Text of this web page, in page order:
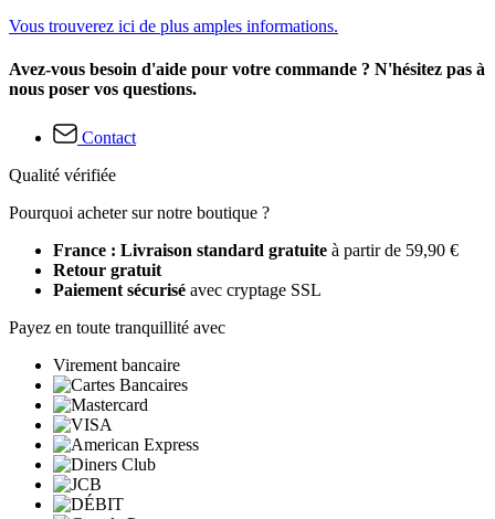
Vous trouverez ici de plus amples informations.
Avez-vous besoin d'aide pour votre commande ? N'hésitez pas à
nous poser vos questions.
Contact
Qualité vérifiée
Pourquoi acheter sur notre boutique ?
France : Livraison standard gratuite à partir de 59,90 €
Retour gratuit
Paiement sécurisé avec cryptage SSL
Payez en toute tranquillité avec
Virement bancaire